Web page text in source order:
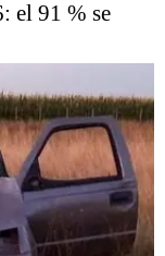
el 91 % se